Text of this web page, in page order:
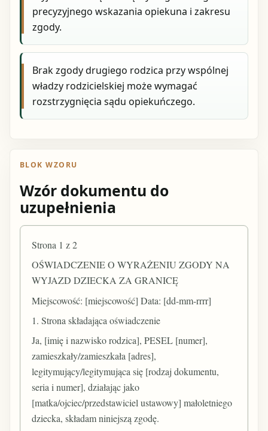
precyzyjnego wskazania opiekuna i zakresu
zgody.
Brak zgody drugiego rodzica przy wspólnej
władzy rodzicielskiej może wymagać
rozstrzygnięcia sądu opiekuńczego.
BLOK WZORU
Wzór dokumentu do
uzupełnienia
Strona 1 z 2
OŚWIADCZENIE O WYRAŻENIU ZGODY NA
WYJAZD DZIECKA ZA GRANICĘ
Miejscowość: [miejscowość] Data: [dd-mm-rrrr]
1. Strona składająca oświadczenie
Ja, [imię i nazwisko rodzica], PESEL [numer],
zamieszkały/zamieszkała [adres],
legitymujący/legitymująca się [rodzaj dokumentu,
seria i numer], działając jako
[matka/ojciec/przedstawiciel ustawowy] małoletniego
dziecka, składam niniejszą zgodę.